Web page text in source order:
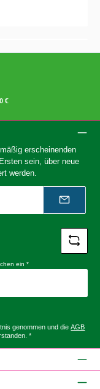
€
erscheinenden
sein, über neue
werden.
ein *
genommen und dieAGB
*